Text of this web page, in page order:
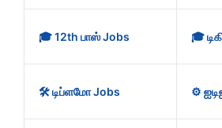
🎓 12th பாஸ் Jobs 🎓
🛠️ டிப்ளமோ Jobs ⚙️